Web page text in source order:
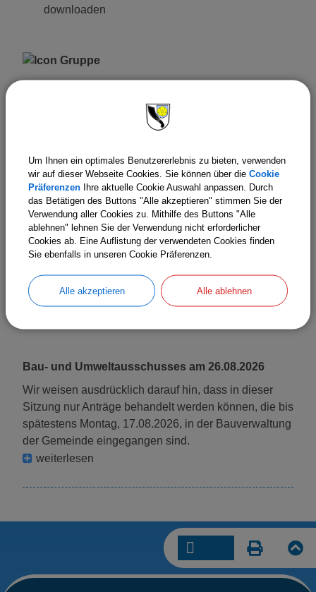
downloaden
Sitzung des Gemeinderates
voraussichtlich am Montag, 17.08.2026...
Bau- und Umweltausschusses am 26.08.2026
Wir weisen ausdrücklich darauf hin, dass in dieser
Sitzung nur Anträge behandelt werden können, die bis
spätestens Montag, 17.08.2026, in der Bauverwaltung
der Gemeinde eingegangen sind.
weiterlesen
Um Ihnen ein optimales Benutzererlebnis zu bieten, verwenden
wir auf dieser Webseite Cookies. Sie können über die Cookie
Präferenzen Ihre aktuelle Cookie Auswahl anpassen. Durch
das Betätigen des Buttons "Alle akzeptieren" stimmen Sie der
Verwendung aller Cookies zu. Mithilfe des Buttons "Alle
ablehnen" lehnen Sie der Verwendung nicht erforderlicher
Cookies ab. Eine Auflistung der verwendeten Cookies finden
Sie ebenfalls in unseren Cookie Präferenzen.
Alle akzeptieren Alle ablehnen